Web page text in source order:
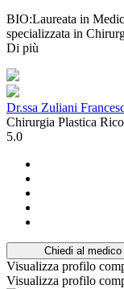
BIO:Laureata in
specializzata in
Di più
Dr.ssa Zuliani
Chirurgia Plastica
5.0
Chiedi al medico
Visualizza profilo
Visualizza profilo